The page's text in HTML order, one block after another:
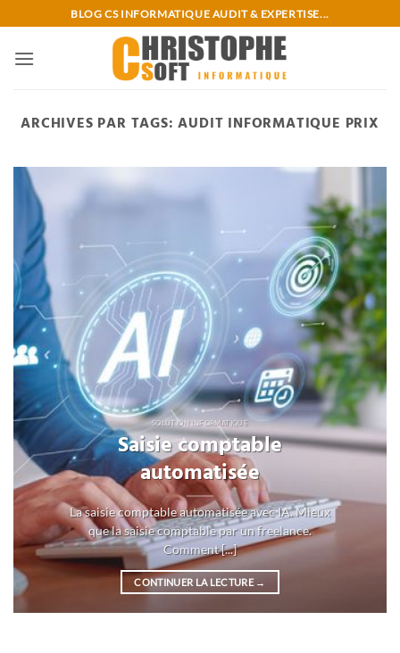
au
contenu
BLOG CS INFORMATIQUE AUDIT & EXPERTISE...
ARCHIVES PAR TAGS:AUDIT INFORMATIQUE PRIX
SOLUTION INFORMATIQUE
Saisie comptable
automatisée
La saisie comptable automatisée avec IA. Mieux
que la saisie comptable par un freelance.
Comment [...]
CONTINUER LA LECTURE →